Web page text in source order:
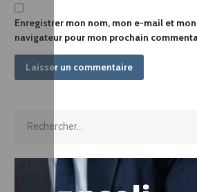
Enregistrer mon nom, mon e-mail et
navigateur pour mon prochain